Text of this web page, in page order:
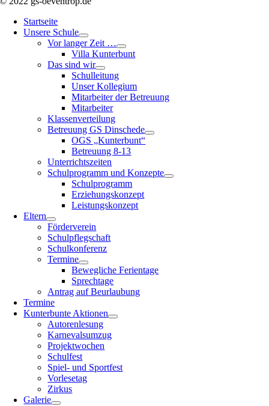
Startseite
Unsere Schule
Vor langer Zeit …
Villa Kunterbunt
Das sind wir
Schulleitung
Unser Kollegium
Mitarbeiter der Betreuung
Mitarbeiter
Klassenverteilung
Betreuung GS Dinschede
OGS „Kunterbunt“
Betreuung 8-13
Unterrichtszeiten
Schulprogramm und Konzepte
Schulprogramm
Erziehungskonzept
Leistungskonzept
Eltern
Förderverein
Schulpflegschaft
Schulkonferenz
Termine
Bewegliche Ferientage
Sprechtage
Antrag auf Beurlaubung
Termine
Kunterbunte Aktionen
Autorenlesung
Karnevalsumzug
Projektwochen
Schulfest
Spiel- und Sportfest
Vorlesetag
Zirkus
Galerie